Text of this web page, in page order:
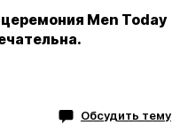
Men Today
Обсудить тему